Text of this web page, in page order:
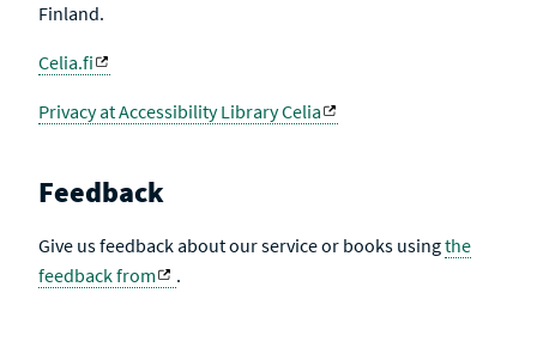
Finland.
Celia.fi
Privacy at Accessibility Library Celia
Feedback
Give us feedback about our service or books usingthe
feedback from
.